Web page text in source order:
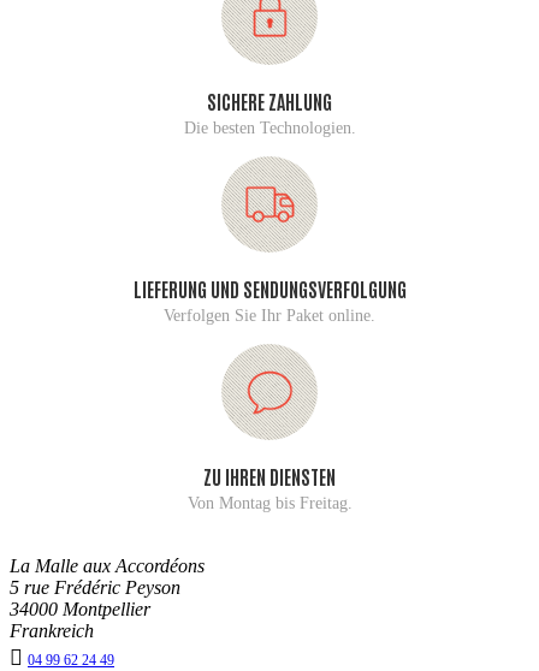
SICHERE ZAHLUNG
Die besten Technologien.
LIEFERUNG UND SENDUNGSVERFOLGUNG
Verfolgen Sie Ihr Paket online.
ZU IHREN DIENSTEN
Von Montag bis Freitag.
La Malle aux Accordéons
5 rue Frédéric Peyson
34000 Montpellier
Frankreich
 04 99 62 24 49